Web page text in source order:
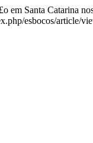
em Santa Catarina
esbocos/article/